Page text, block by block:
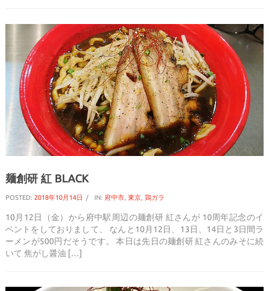
麺創研 紅 BLACK
POSTED: 2018年10月14日 IN: 府中市, 東京, 鶏ガラ
10月12日（金）から府中駅周辺の麺創研 紅さんが 10周年記念のイ
ベントをしておりまして、 なんと10月12日、13日、14日と3日間ラ
ーメンが500円だそうです。 本日は先日の麺創研 紅さんのみそに続
いて 焦がし醤油 […]